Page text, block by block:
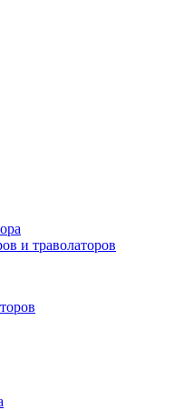
и траволаторов